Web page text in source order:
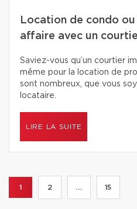
Location de condo
affaire avec un
Saviez-vous qu’un courtier
même pour la location de
sont nombreux, que vous
locataire.
LIRE LA SUITE
1 2 ... 15